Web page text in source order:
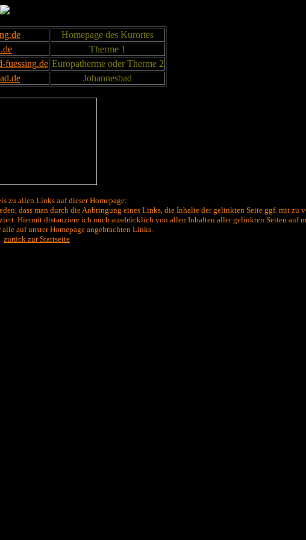
Homepage des Kurortes
Therme 1
fuessing.de Europatherme oder Therme 2
Johannesbad
zu allen Links auf dieser Homepage:
dass man durch die Anbringung eines Links, die Inhalte der gelinkten Seite ggf. mit zu
Hiermit distanziere ich mich ausdrücklich von allen Inhalten aller gelinkten Seiten auf
auf unsrer Homepage angebrachten Links.
zurück zur Startseite